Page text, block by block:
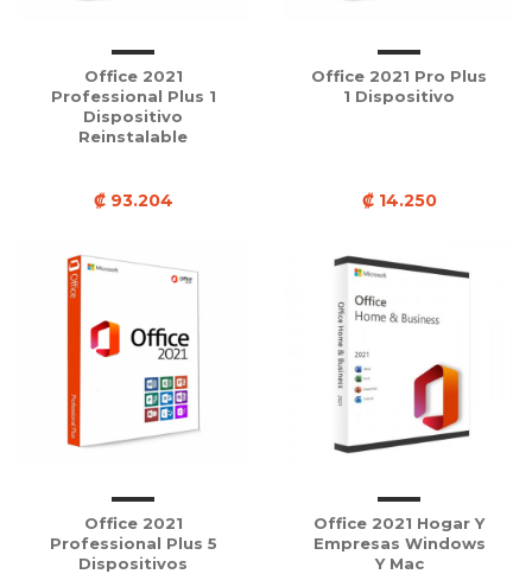
Office 2021
Professional Plus 1
Dispositivo
Reinstalable
₡ 93.204
Office 2021 Pro Plus
1 Dispositivo
₡ 14.250
Office 2021
Professional Plus 5
Dispositivos
Office 2021 Hogar Y
Empresas Windows
Y Mac